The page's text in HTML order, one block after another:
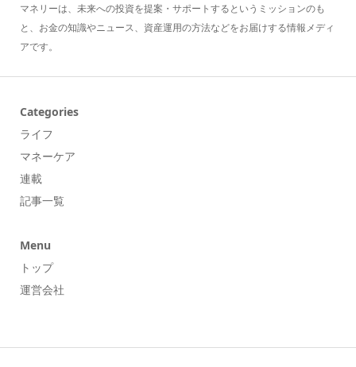
マネリーは、未来への投資を提案・サポートするというミッションのも
と、お金の知識やニュース、資産運用の方法などをお届けする情報メディ
アです。
Categories
ライフ
マネーケア
連載
記事一覧
Menu
トップ
運営会社